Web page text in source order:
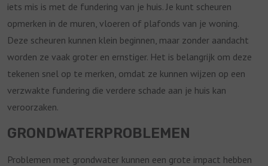
iets mis is met de fundering van je huis. Je kunt scheuren
opmerken in de muren, vloeren of plafonds van je woning.
Deze scheuren kunnen klein beginnen, maar zonder aandacht
worden ze vaak groter en ernstiger. Het is belangrijk om deze
tekenen snel op te merken, omdat ze kunnen wijzen op een
verzwakte fundering die verdere schade aan je huis kan
veroorzaken.
GRONDWATERPROBLEMEN
Problemen met grondwater kunnen een grote impact hebben